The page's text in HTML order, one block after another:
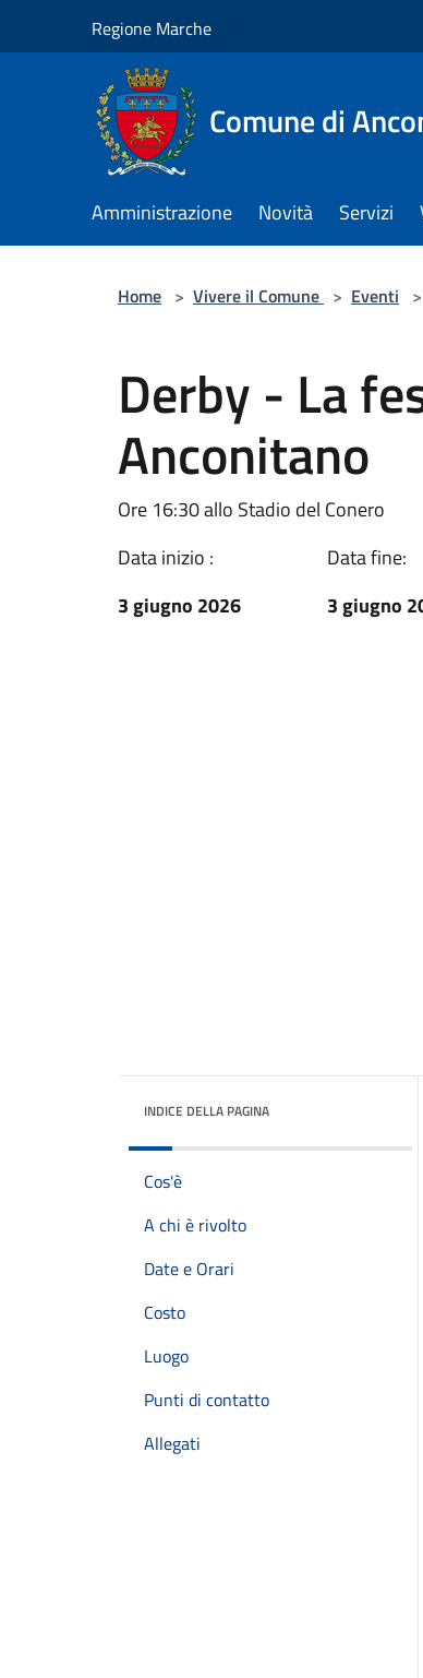
Regione Marche
Comune di
Amministrazione Novità Servizi
Home > Vivere il Comune > Eventi >
Derby - La
Anconitano
Ore 16:30 allo Stadio del Conero
Data inizio :
3 giugno 2026
Data fine:
3 giugno
INDICE DELLA PAGINA
Cos'è
A chi è rivolto
Date e Orari
Costo
Luogo
Punti di contatto
Allegati